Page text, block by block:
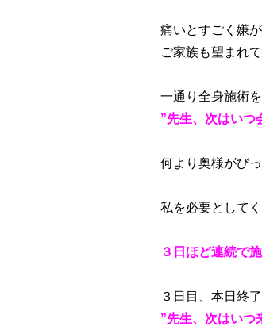
痛いとすごく嫌
ご家族も望まれ
一通り全身施術
”先生、次はいつ
何より奥様がび
私を必要として
３日ほど連続で
３日目、本日終
”先生、次はいつ